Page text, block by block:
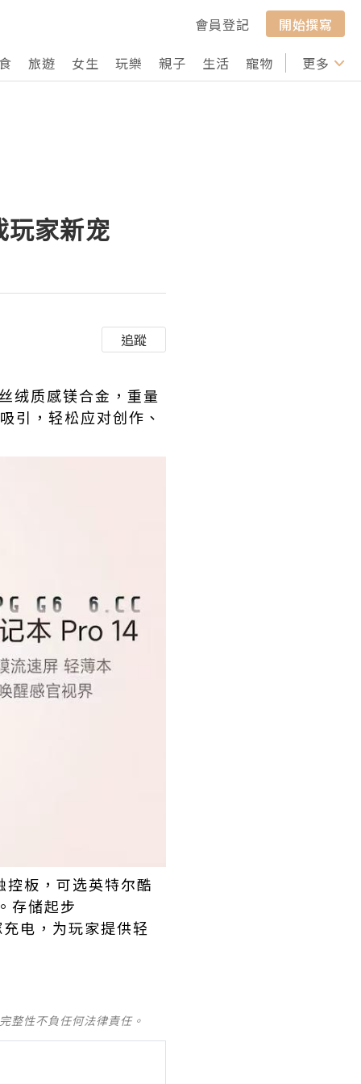
會員登記
開始撰寫
旅遊 女生 玩樂 親子 生活 寵物 行山 打卡
更多
玩家新宠
追蹤
绒质感镁合金，重量
引，轻松应对创作、
板，可选英特尔酷
存储起步
电，为玩家提供轻
整性不負任何法律責任。